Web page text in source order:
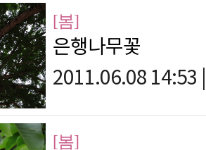
[봄]
은행나무꽃
2011.06.08 14:53
[봄]